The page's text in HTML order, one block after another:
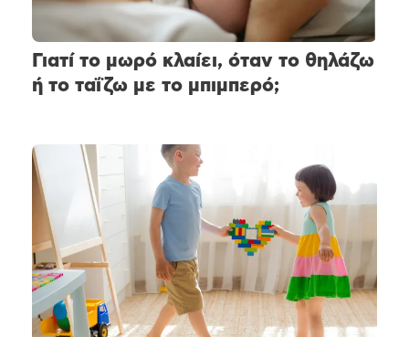
Γιατί το μωρό κλαίει, όταν το θηλάζω
ή το ταΐζω με το μπιμπερό;